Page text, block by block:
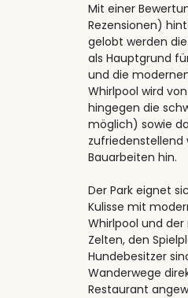
Mit einer
Rezensionen)
gelobt werden
als Hauptgrund
und die
Whirlpool wird
hingegen die
möglich) sowie
zufriedenstellend
Bauarbeiten hin.
Der Park eignet
Kulisse mit
Whirlpool und
Zelten, den
Hundebesitzer
Wanderwege
Restaurant